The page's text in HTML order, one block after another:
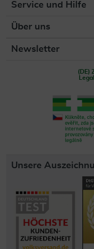
Service und Hilfe
Über uns
Newsletter
(DE)
Unsere